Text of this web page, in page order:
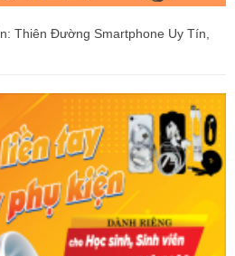
Thiên Đường Smartphone Uy Tín,